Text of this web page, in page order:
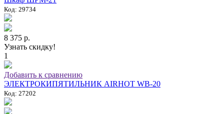
Код: 29734
8 375 р.
Узнать скидку!
1
Добавить к сравнению
ЭЛЕКТРОКИПЯТИЛЬНИК AIRHOT WB-20
Код: 27202